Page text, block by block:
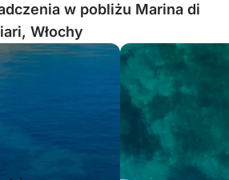
w pobliżu Marina di
Włochy